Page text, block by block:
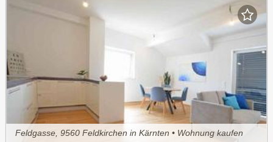
Feldgasse, 9560 Feldkirchen in Kärnten • Wohnung kaufen